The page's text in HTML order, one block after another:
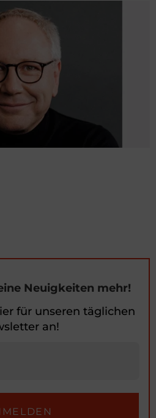
Neuigkeiten mehr!
für unseren täglichen
an!